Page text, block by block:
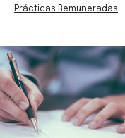
Prácticas Remuneradas